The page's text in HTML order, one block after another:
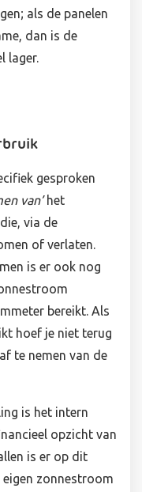
als de panelen
dan is de
lager.
gesproken
van’het
via de
of verlaten.
is er ook nog
bereikt. Als
hoef je niet terug
te nemen van de
is het intern
opzicht van
is er op dit
eigen zonnestroom